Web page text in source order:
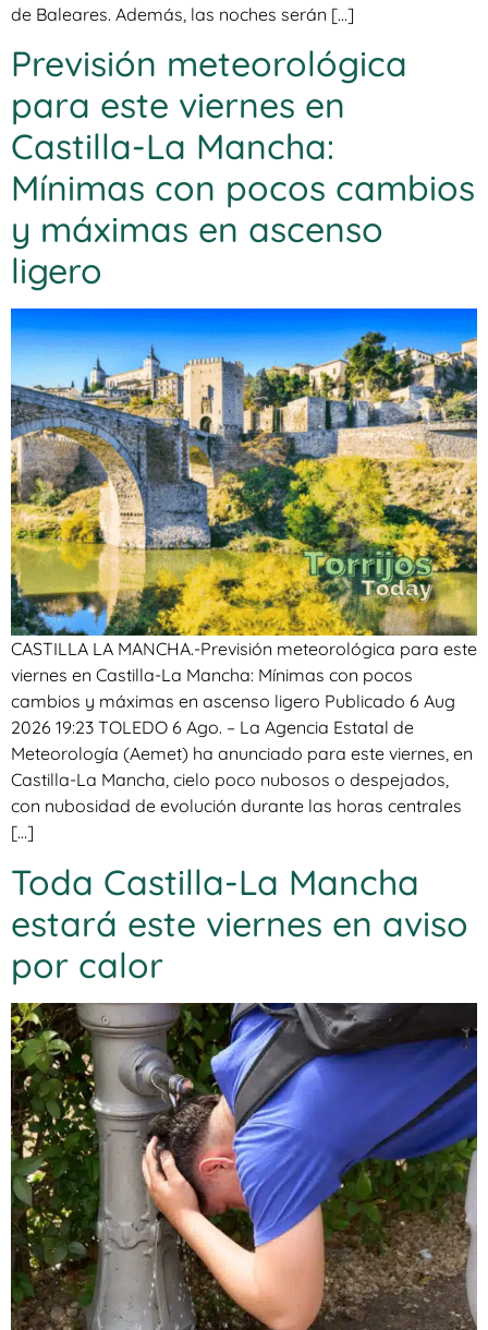
de Baleares. Además, las noches serán […]
Previsión meteorológica
para este viernes en
Castilla-La Mancha:
Mínimas con pocos cambios
y máximas en ascenso
ligero
CASTILLA LA MANCHA.-Previsión meteorológica para este
viernes en Castilla-La Mancha: Mínimas con pocos
cambios y máximas en ascenso ligero Publicado 6 Aug
2026 19:23 TOLEDO 6 Ago. – La Agencia Estatal de
Meteorología (Aemet) ha anunciado para este viernes, en
Castilla-La Mancha, cielo poco nubosos o despejados,
con nubosidad de evolución durante las horas centrales
[…]
Toda Castilla-La Mancha
estará este viernes en aviso
por calor